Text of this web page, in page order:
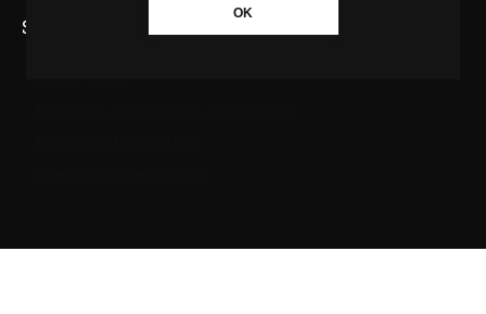
OK
SAIBA MAIS SOBRE A AGÊNCIA GBC